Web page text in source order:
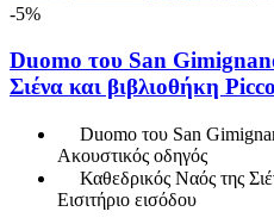
-5%
Duomo του San
Σιένα και βιβλιοθήκη
Duomo του San
Ακουστικός οδηγός
Καθεδρικός Ναός της
Εισιτήριο εισόδου